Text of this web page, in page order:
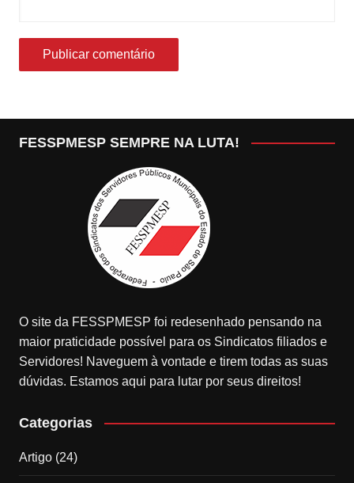
FESSPMESP SEMPRE NA LUTA!
O site da FESSPMESP foi redesenhado pensando na
maior praticidade possível para os Sindicatos filiados e
Servidores! Naveguem à vontade e tirem todas as suas
dúvidas. Estamos aqui para lutar por seus direitos!
Categorias
Artigo(24)